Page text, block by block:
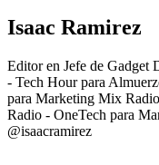
Isaac Ramirez
Editor en Jefe de Gadget
- Tech Hour para
para Marketing Mix
Radio - OneTech para
@isaacramirez